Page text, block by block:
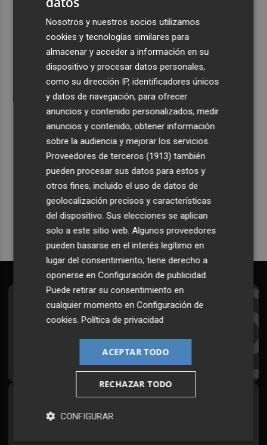
La Femp se coordina con los gobiernos locales para el
eclipse solar del 12 de agosto
El incendio del Cerro Maestre de Jumilla activa el Plan
Infomur en situación 1
Recibe toda la actualidad de
Plaza Podcast en tu correo
Quiero suscribirme
Suscríbete al Boletín
Todos los días a primera hora en tu email
¡Quiero suscribirme!
Síguenos en redes
Nosotros y nuestros socios utilizamos
cookies y tecnologías similares para
almacenar y acceder a información en su
dispositivo y procesar datos personales,
como su dirección IP, identificadores únicos
y datos de navegación, para ofrecer
anuncios y contenido personalizados, medir
anuncios y contenido, obtener información
sobre la audiencia y mejorar los servicios.
Proveedores de terceros (1913) también
pueden procesar sus datos para estos y
otros fines, incluido el uso de datos de
geolocalización precisos y características
del dispositivo. Sus elecciones se aplican
solo a este sitio web. Algunos proveedores
pueden basarse en el interés legítimo en
lugar del consentimiento; tiene derecho a
oponerse enConfiguración de publicidad.
Puede retirar su consentimiento en
cualquier momento enConfiguración de
cookies.Política de privacidad
ACEPTAR TODO
RECHAZAR TODO
CONFIGURAR